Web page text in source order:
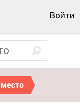
Войти